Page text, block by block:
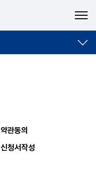
약관동의
신청서작성